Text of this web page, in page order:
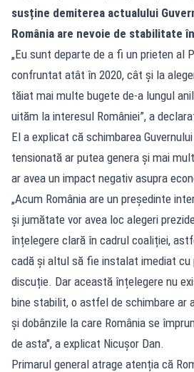
susține demiterea actualului
România are nevoie de stabilitate
„Eu sunt departe de a fi un prieten al
confruntat atât în 2020, cât și la
tăiat mai multe bugete de-a lungul
uităm la interesul României”, a
El a explicat că schimbarea
tensionată ar putea genera și mai
ar avea un impact negativ asupra
„Acum România are un președinte
și jumătate vor avea loc alegeri
înțelegere clară în cadrul coaliției,
cadă și altul să fie instalat imediat cu
discuție. Dar această înțelegere nu
bine stabilit, o astfel de schimbare ar
și dobânzile la care România se
de asta", a explicat Nicușor Dan.
Primarul general atrage atenția că